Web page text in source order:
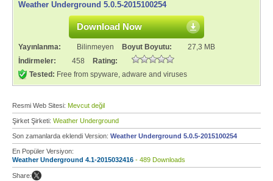
Weather Underground 5.0.5-2015100254
Download Now
Yayınlanma: Bilinmeyen Boyut Boyutu:
27,3 MB
İndirmeler:
458
Rating:
Tested: Free from spyware, adware and viruses
Resmi Web Sitesi: Mevcut değil
Şirket Şirketi: Weather Underground
Son zamanlarda eklendi Version: Weather Underground 5.0.5-2015100254
En Popüler Versiyon:
Weather Underground 4.1-2015032416 - 489 Downloads
Share: